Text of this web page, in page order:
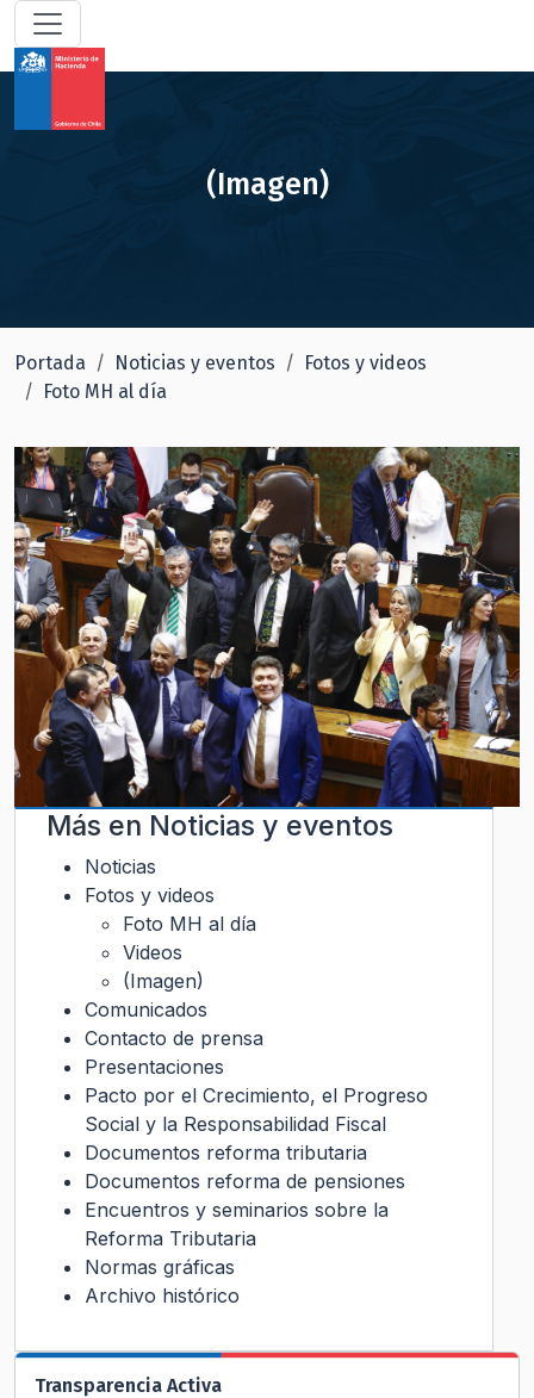
(Imagen)
Portada Noticias y eventos
Fotos y videos
Foto MH al día
Más en Noticias y eventos
Noticias
Fotos y videos
Foto MH al día
Videos
(Imagen)
Comunicados
Contacto de prensa
Presentaciones
Pacto por el Crecimiento, el Progreso
Social y la Responsabilidad Fiscal
Documentos reforma tributaria
Documentos reforma de pensiones
Encuentros y seminarios sobre la
Reforma Tributaria
Normas gráficas
Archivo histórico
Transparencia Activa